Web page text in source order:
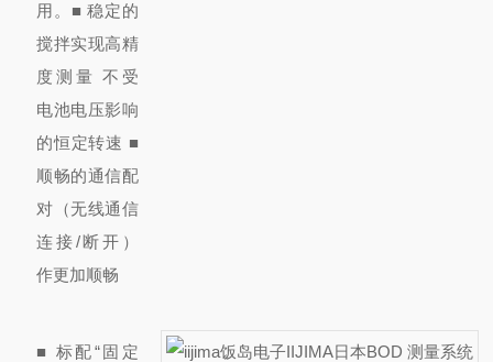
用。 ■ 稳定的
搅拌实现高精
度测量 不受
电池电压影响
的恒定转速 ■
顺畅的通信配
对（无线通信
连接/断开）
作更加顺畅
■ 标配“固定